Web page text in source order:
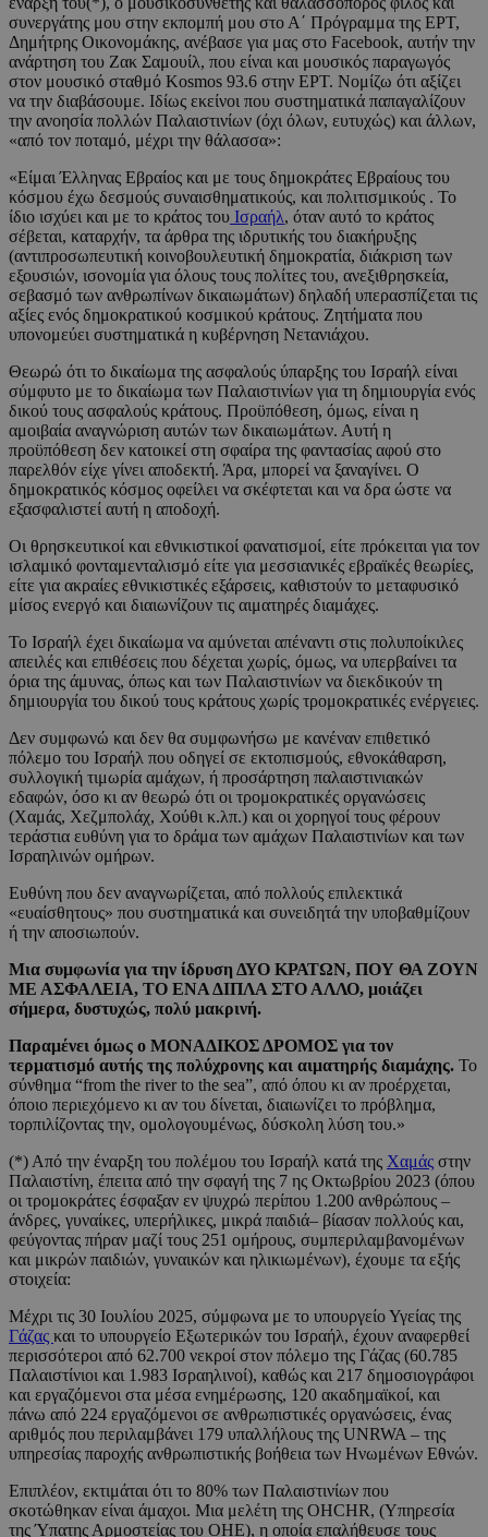
συνεργάτης μου στην εκπομπή μου στο Α΄ Πρόγραμμα της ΕΡΤ,
Δημήτρης Οικονομάκης, ανέβασε για μας στο Facebook, αυτήν την
ανάρτηση του Ζακ Σαμουίλ, που είναι και μουσικός παραγωγός
στον μουσικό σταθμό Kosmos 93.6 στην ΕΡΤ. Νομίζω ότι αξίζει
να την διαβάσουμε. Ιδίως εκείνοι που συστηματικά παπαγαλίζουν
την ανοησία πολλών Παλαιστινίων (όχι όλων, ευτυχώς) και άλλων,
«από τον ποταμό, μέχρι την θάλασσα»:
«Είμαι Έλληνας Εβραίος και με τους δημοκράτες Εβραίους του
κόσμου έχω δεσμούς συναισθηματικούς, και πολιτισμικούς . Το
ίδιο ισχύει και με το κράτος του Ισραήλ, όταν αυτό το κράτος
σέβεται, καταρχήν, τα άρθρα της ιδρυτικής του διακήρυξης
(αντιπροσωπευτική κοινοβουλευτική δημοκρατία, διάκριση των
εξουσιών, ισονομία για όλους τους πολίτες του, ανεξιθρησκεία,
σεβασμό των ανθρωπίνων δικαιωμάτων) δηλαδή υπερασπίζεται τις
αξίες ενός δημοκρατικού κοσμικού κράτους. Ζητήματα που
υπονομεύει συστηματικά η κυβέρνηση Νετανιάχου.
Θεωρώ ότι το δικαίωμα της ασφαλούς ύπαρξης του Ισραήλ είναι
σύμφυτο με το δικαίωμα των Παλαιστινίων για τη δημιουργία ενός
δικού τους ασφαλούς κράτους. Προϋπόθεση, όμως, είναι η
αμοιβαία αναγνώριση αυτών των δικαιωμάτων. Αυτή η
προϋπόθεση δεν κατοικεί στη σφαίρα της φαντασίας αφού στο
παρελθόν είχε γίνει αποδεκτή. Άρα, μπορεί να ξαναγίνει. Ο
δημοκρατικός κόσμος οφείλει να σκέφτεται και να δρα ώστε να
εξασφαλιστεί αυτή η αποδοχή.
Οι θρησκευτικοί και εθνικιστικοί φανατισμοί, είτε πρόκειται για τον
ισλαμικό φονταμενταλισμό είτε για μεσσιανικές εβραϊκές θεωρίες,
είτε για ακραίες εθνικιστικές εξάρσεις, καθιστούν το μεταφυσικό
μίσος ενεργό και διαιωνίζουν τις αιματηρές διαμάχες.
Το Ισραήλ έχει δικαίωμα να αμύνεται απέναντι στις πολυποίκιλες
απειλές και επιθέσεις που δέχεται χωρίς, όμως, να υπερβαίνει τα
όρια της άμυνας, όπως και των Παλαιστινίων να διεκδικούν τη
δημιουργία του δικού τους κράτους χωρίς τρομοκρατικές ενέργειες.
Δεν συμφωνώ και δεν θα συμφωνήσω με κανέναν επιθετικό
πόλεμο του Ισραήλ που οδηγεί σε εκτοπισμούς, εθνοκάθαρση,
συλλογική τιμωρία αμάχων, ή προσάρτηση παλαιστινιακών
εδαφών, όσο κι αν θεωρώ ότι οι τρομοκρατικές οργανώσεις
(Χαμάς, Χεζμπολάχ, Χούθι κ.λπ.) και οι χορηγοί τους φέρουν
τεράστια ευθύνη για το δράμα των αμάχων Παλαιστινίων και των
Ισραηλινών ομήρων.
Ευθύνη που δεν αναγνωρίζεται, από πολλούς επιλεκτικά
«ευαίσθητους» που συστηματικά και συνειδητά την υποβαθμίζουν
ή την αποσιωπούν.
Μια συμφωνία για την ίδρυση ΔΥΟ ΚΡΑΤΩΝ, ΠΟΥ ΘΑ ΖΟΥΝ
ΜΕ ΑΣΦΑΛΕΙΑ, ΤΟ ΕΝΑ ΔΙΠΛΑ ΣΤΟ ΑΛΛΟ, μοιάζει
σήμερα, δυστυχώς, πολύ μακρινή.
Παραμένει όμως ο ΜΟΝΑΔΙΚΟΣ ΔΡΟΜΟΣ για τον
τερματισμό αυτής της πολύχρονης και αιματηρής διαμάχης. Το
σύνθημα “from the river to the sea”, από όπου κι αν προέρχεται,
όποιο περιεχόμενο κι αν του δίνεται, διαιωνίζει το πρόβλημα,
τορπιλίζοντας την, ομολογουμένως, δύσκολη λύση του.»
(*) Από την έναρξη του πολέμου του Ισραήλ κατά της Χαμάς στην
Παλαιστίνη, έπειτα από την σφαγή της 7 ης Οκτωβρίου 2023 (όπου
οι τρομοκράτες έσφαξαν εν ψυχρώ περίπου 1.200 ανθρώπους –
άνδρες, γυναίκες, υπερήλικες, μικρά παιδιά– βίασαν πολλούς και,
φεύγοντας πήραν μαζί τους 251 ομήρους, συμπεριλαμβανομένων
και μικρών παιδιών, γυναικών και ηλικιωμένων), έχουμε τα εξής
στοιχεία:
Μέχρι τις 30 Ιουλίου 2025, σύμφωνα με το υπουργείο Υγείας της
Γάζας και το υπουργείο Εξωτερικών του Ισραήλ, έχουν αναφερθεί
περισσότεροι από 62.700 νεκροί στον πόλεμο της Γάζας (60.785
Παλαιστίνιοι και 1.983 Ισραηλινοί), καθώς και 217 δημοσιογράφοι
και εργαζόμενοι στα μέσα ενημέρωσης, 120 ακαδημαϊκοί, και
πάνω από 224 εργαζόμενοι σε ανθρωπιστικές οργανώσεις, ένας
αριθμός που περιλαμβάνει 179 υπαλλήλους της UNRWA – της
υπηρεσίας παροχής ανθρωπιστικής βοήθεια των Ηνωμένων Εθνών.
Επιπλέον, εκτιμάται ότι το 80% των Παλαιστινίων που
σκοτώθηκαν είναι άμαχοι. Μια μελέτη της OHCHR, (Υπηρεσία
της Ύπατης Αρμοστείας του ΟΗΕ), η οποία επαλήθευσε τους